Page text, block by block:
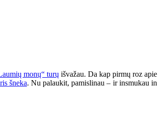
monų“ turų išvažau. Da kap pirmų roz apie
šneka. Nu palaukit, pamislinau – ir insmukau in